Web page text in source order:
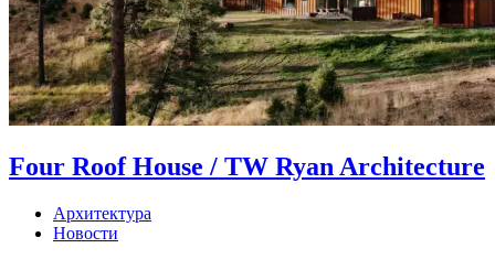
Four Roof House / TW Ryan Architecture
Архитектура
Новости